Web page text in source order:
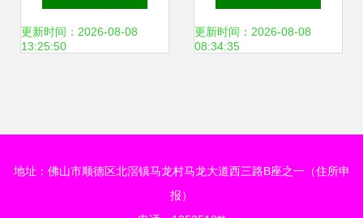
更新时间：2026-08-08
13:25:50
头迎来新催化剂
更新时间：2026-08-08
08:34:35
地址：佛山市顺德区北滘镇马龙村马龙大道西三路B座之一（住所申
报）